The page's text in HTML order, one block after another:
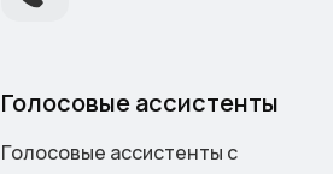
Голосовые ассистенты
Голосовые ассистенты с